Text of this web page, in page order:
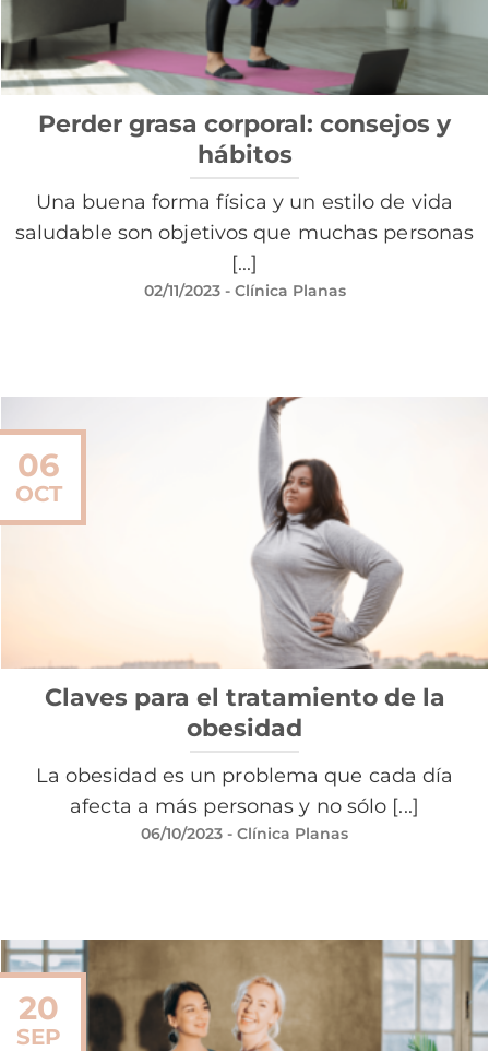
Perder grasa corporal: consejos y
hábitos
Una buena forma física y un estilo de vida
saludable son objetivos que muchas personas
[...]
02/11/2023- Clínica Planas
Claves para el tratamiento de la
obesidad
La obesidad es un problema que cada día
afecta a más personas y no sólo [...]
06/10/2023 - Clínica Planas
06
OCT
20
SEP